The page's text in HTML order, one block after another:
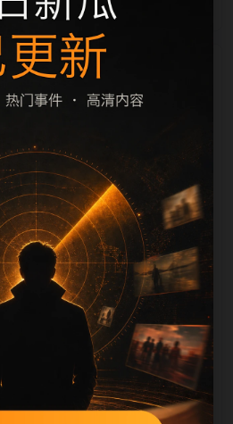
后续每日采集时，建议继续执行
认图兜底、标题去重和
如果同一主题下有多个相近页
事件背景、访问场景、相关问
页面之间的重复感。页面底部
一篇和 sitemap 入口，保证重
在三次以内。正文维护时可按
信息：入口是否稳定、同栏目还
端打开时图片和摘要是否一
检查标题、description、
title和推荐链接，确保页面既
让